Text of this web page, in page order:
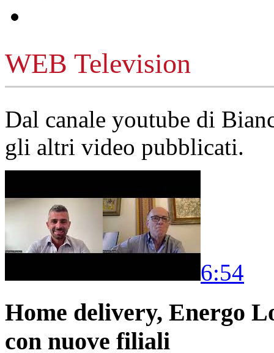
WEB Television
Dal canale youtube di
gli altri video pubblicati.
6:54
Home delivery, Energo
con nuove filiali